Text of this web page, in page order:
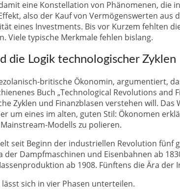
eine Konstellation von Phänomenen, die
also der Kauf von Vermögenswerten
eines Investments. Bis vor Kurzem fehlten
Viele typische Merkmale fehlen bislang.
die Logik technologischer Zyklen
britische Ökonomin, argumentiert,
Buch „Technological Revolutions and
Zyklen und Finanzblasen verstehen will.
um eines im alten, guten Stil: Ökonomen
Modells zu polieren.
seit Beginn der industriellen Revolution
der Dampfmaschinen und Eisenbahnen ab
ab 1908. Fünftens die Ära
sich in vier Phasen unterteilen.